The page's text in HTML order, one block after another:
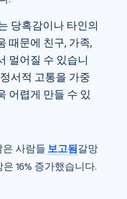
당혹감이나 타인의
때문에 친구, 가족,
멀어질 수 있습니
서적 고통을 가중
어렵게 만들 수 있
은 사람들 보고됨 갈망
16% 증가했습니다.